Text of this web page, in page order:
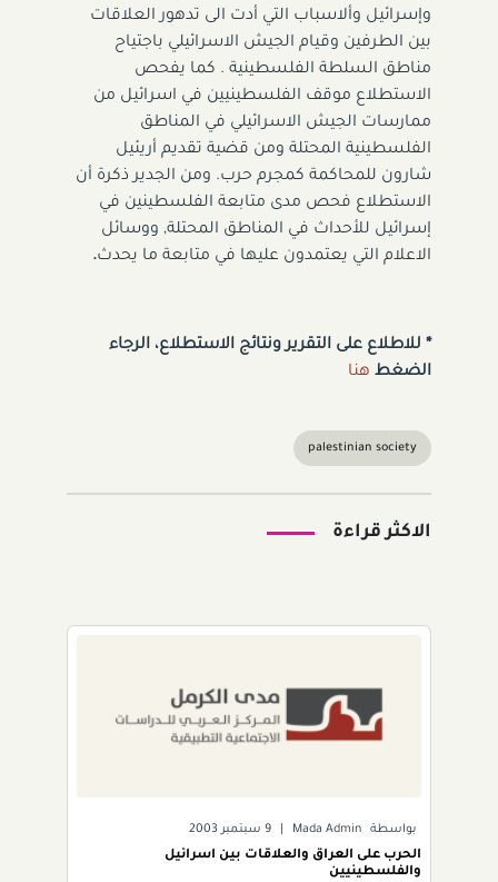
وإسرائيل وألاسباب التي أدت الى تدهور العلاقات
بين الطرفين وقيام الجيش الاسرائيلي باجتياح
مناطق السلطة الفلسطينية . كما يفحص
الاستطلاع موقف الفلسطينيين في اسرائيل من
ممارسات الجيش الاسرائيلي في المناطق
الفلسطينية المحتلة ومن قضية تقديم أريئيل
شارون للمحاكمة كمجرم حرب. ومن الجدير ذكرة أن
الاستطلاع فحص مدى متابعة الفلسطينين في
إسرائيل للأحداث في المناطق المحتلة, ووسائل
الاعلام التي يعتمدون عليها في متابعة ما يحدث.
* للاطلاع على التقرير ونتائج الاستطلاع، الرجاء
الضغط هنا
palestinian society
الاكثر قراءة
بواسطة Mada Admin 9 سبتمبر 2003
الحرب على العراق والعلاقات بين اسرائيل
والفلسطينيين